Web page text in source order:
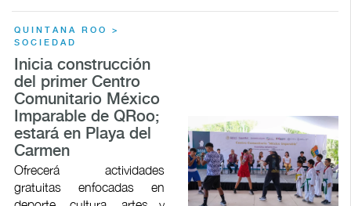
QUINTANA ROO >
SOCIEDAD
Inicia construcción
del primer Centro
Comunitario México
Imparable de QRoo;
estará en Playa del
Carmen
Ofrecerá actividades
gratuitas enfocadas en